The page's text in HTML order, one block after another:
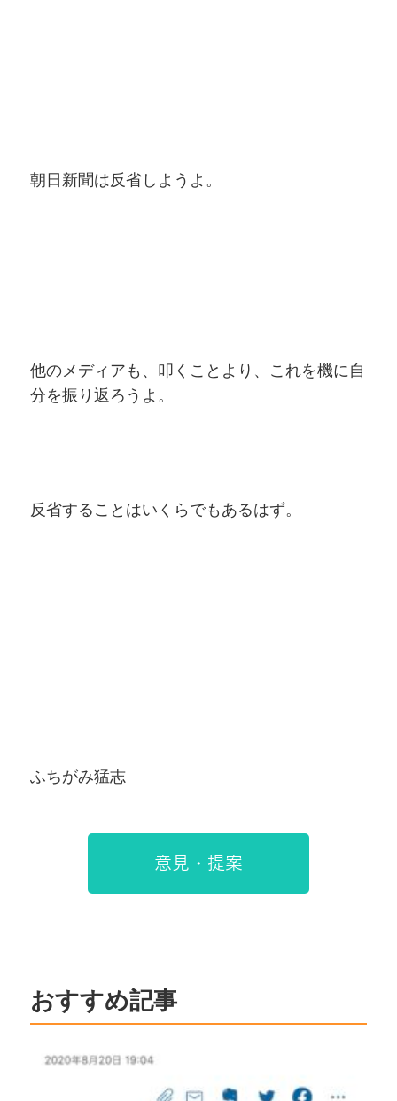
朝日新聞は反省しようよ。
他のメディアも、叩くことより、これを機に自
分を振り返ろうよ。
反省することはいくらでもあるはず。
ふちがみ猛志
意見・提案
おすすめ記事